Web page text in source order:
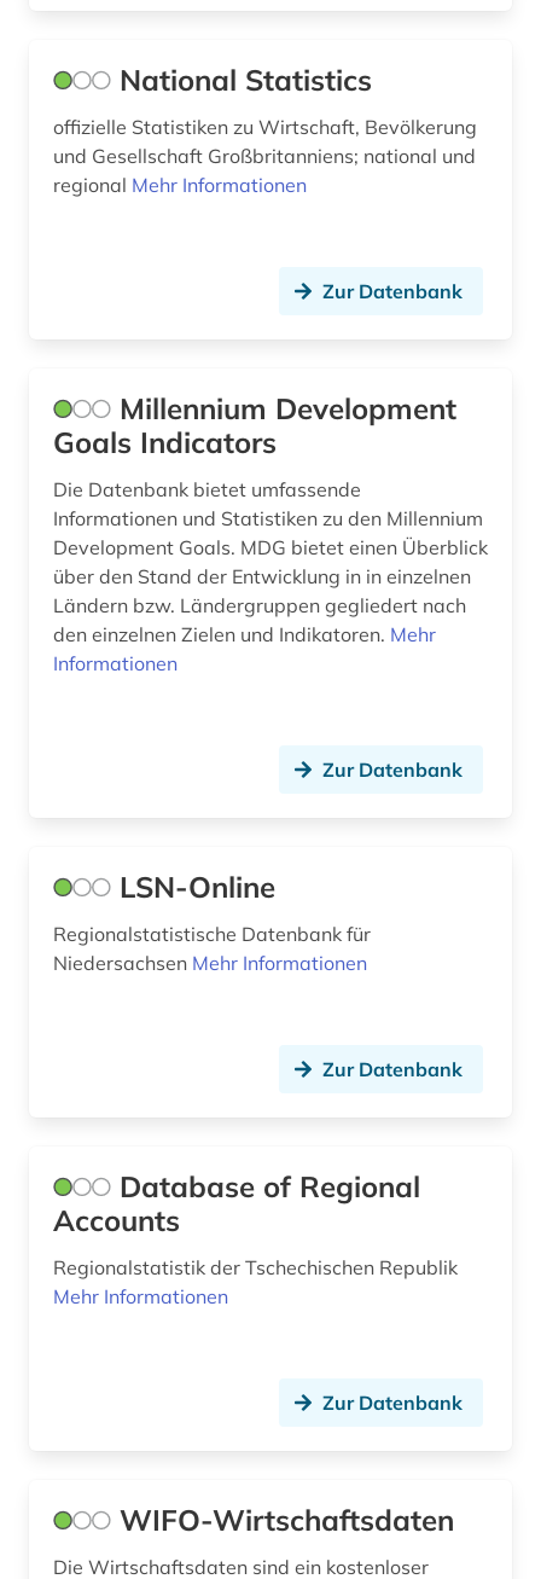
israel (1)
italien (1)
jahrbuch (5)
kapitalproduktivität (1)
karte (2)
kaufkraftparität (1)
kennzahl (1)
kohle (2)
kultur (2)
landkreis (1)
landwirtschaftliche maschine (1)
landwirtschaftsstatistik (1)
lateinamerika (1)
lebensmittelproduktion (1)
leistungsbewertung (1)
lexikon (1)
lohn (4)
National Statistics
offizielle Statistiken zu Wirtschaft, Bevölkerung
und Gesellschaft Großbritanniens; national und
regional Mehr Informationen
Zur Datenbank
Millennium Development
Goals Indicators
Die Datenbank bietet umfassende
Informationen und Statistiken zu den Millennium
Development Goals. MDG bietet einen Überblick
über den Stand der Entwicklung in in einzelnen
Ländern bzw. Ländergruppen gegliedert nach
den einzelnen Zielen und Indikatoren. Mehr
Informationen
Zur Datenbank
LSN-Online
Regionalstatistische Datenbank für
Niedersachsen Mehr Informationen
Zur Datenbank
Database of Regional
Accounts
Regionalstatistik der Tschechischen Republik
Mehr Informationen
Zur Datenbank
WIFO-Wirtschaftsdaten
Die Wirtschaftsdaten sind ein kostenloser